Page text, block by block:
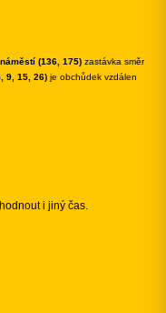
(136, 175) zastávka směr
9, 15, 26) je obchůdek vzdálen
i jiný čas.